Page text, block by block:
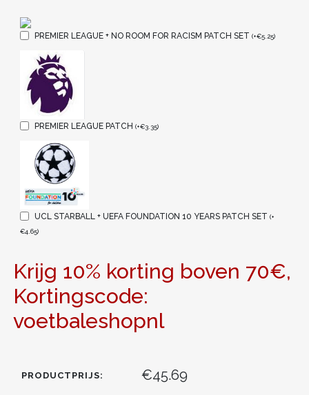
PREMIER LEAGUE + NO ROOM FOR RACISM PATCH SET (+€5.25)
PREMIER LEAGUE PATCH (+€3.35)
UCL STARBALL + UEFA FOUNDATION 10 YEARS PATCH SET (+
€4.65)
Krijg 10% korting boven 70€,
Kortingscode:
voetbaleshopnl
PRODUCTPRIJS: €45.69